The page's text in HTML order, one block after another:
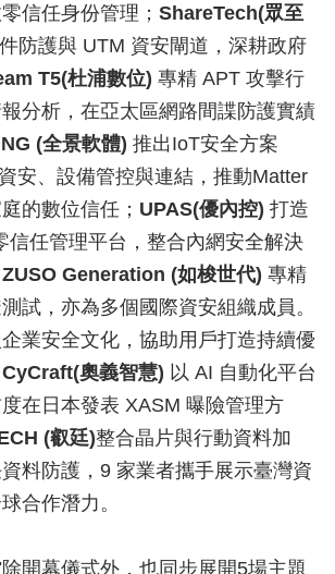
信任身份管理； ShareTech(眾至
防護與 UTM 資安閘道，深耕政府
T5(杜浦數位) 專精 APT 攻擊行
分析，在亞太區網路間諜防護實績
(全景軟體) 推出IoT安全方案
安、設備管控與連結，推動Matter
的數位信任； UPAS(優內控) 打造
信任管理平台，整合內網安全解決
ZUSO Generation (如梭世代) 專精
試，亦為多個國際資安組織成員。
業安全文化，協助用戶打造持續優
CyCraft(奧義智慧) 以 AI 自動化平台
在日本發表 XASM 曝險管理方
(叡廷)整合晶片與行動資料加
料防護，9 家業者攜手展示臺灣資
合作潛力。
開幕儀式外，也同步展開5場主題